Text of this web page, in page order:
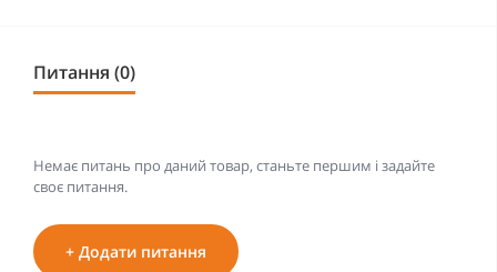
Питання (0)
Немає питань про даний товар, станьте першим і задайте
своє питання.
+ Додати питання